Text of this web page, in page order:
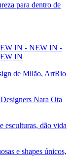
para dentro de
IN - NEW IN -
IN
de Milão, ArtRio
Nara Ota
esculturas, dão vida
e shapes únicos,